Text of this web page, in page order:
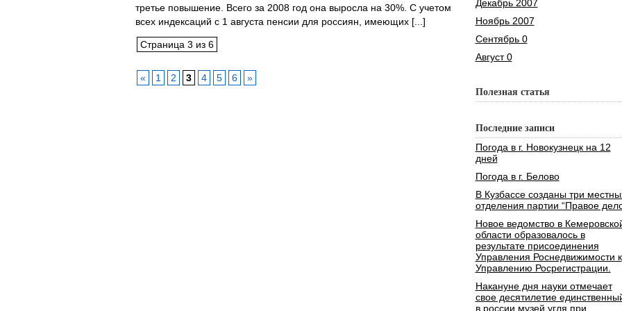
третье повышение. Всего за 2008 год она выросла на 30%. С учетом
всех индексаций с 1 августа пенсии для россиян, имеющих [...]
Страница 3 из 6
« 1 2 3 4 5 6 »
Декабрь 2007
Ноябрь 2007
Сентябрь 0
Август 0
Полезная статья
Последние записи
Погода в г. Новокузнецк на 12
дней
Погода в г. Белово
В Кузбассе созданы три
отделения партии “Правое
Новое ведомство в
области образовалось в
результате присоединения
Управления Роснедвижимости к
Управлению Росрегистрации.
Накануне дня науки отмечает
свое десятилетие
в россии музей угля при